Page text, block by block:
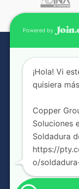
Powered by
¡Hola! Vi
quisiera
Copper
Soluciones
Soldadura
https://
o/